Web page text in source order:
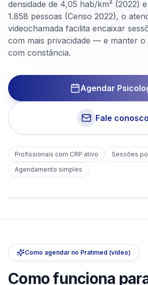
densidade de 4,05 hab/km² (2022)
1.858 pessoas (Censo 2022), o
videochamada facilita encaixar
com mais privacidade — e manter o
com constância.
Agendar
Fale conosco
Profissionais com CRP ativo
Sessões
Agendamento simples
Como agendar no Pratimed (vídeo)
Como funciona